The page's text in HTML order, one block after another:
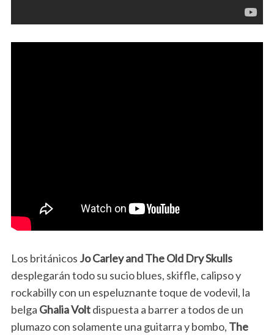
Los británicos Jo Carley and The Old Dry Skulls
desplegarán todo su sucio blues, skiffle, calipso y
rockabilly con un espeluznante toque de vodevil, la
belga Ghalia Voltdispuesta a barrer a todos de un
plumazo con solamente una guitarra y bombo, The